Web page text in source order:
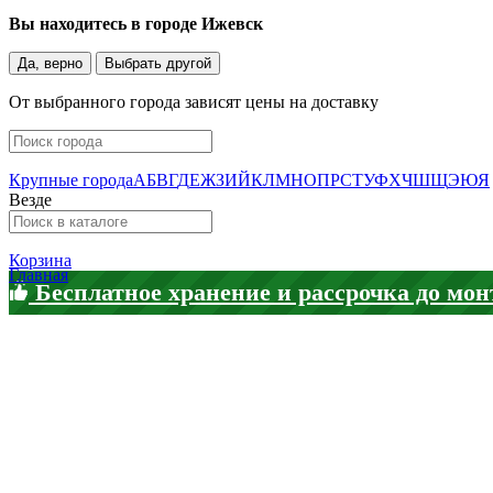
Вы находитесь в городе Ижевск
Да, верно Выбрать другой
От выбранного города зависят цены на доставку
Крупные городаАБВГДЕЖЗИЙКЛМНОПРСТУФХЧШЩЭЮЯ
Везде
Корзина
Бесплатное хранение и рассрочка до
Главная